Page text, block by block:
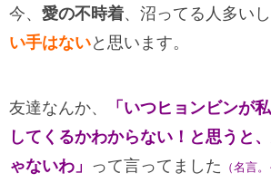
今、 愛の不時着、沼ってる人多い
い手はないと思います。
友達なんか、
「いつヒョンビンが
してくるかわからない！と思うと
ゃないわ」 って言ってました （名言